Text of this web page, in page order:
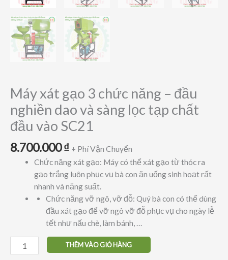
Máy xát gạo 3 chức năng – đầu
nghiền dao và sàng lọc tạp chất
đầu vào SC21
8.700.000₫ + Phí Vận Chuyển
Chức năng xát gạo: Máy có thể xát gạo từ thóc ra
gạo trắng luôn phục vụ bà con ăn uống sinh hoạt rất
nhanh và năng suất.
Chức năng vỡ ngô, vỡ đỗ: Quý bà con có thể dùng
đầu xát gạo để vỡ ngô vỡ đỗ phục vụ cho ngày lễ
tết như nấu chè, làm bánh, …
Máy
xát
THÊM VÀO GIỎ HÀNG